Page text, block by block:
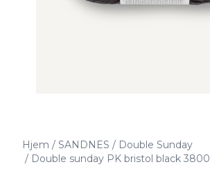
Hjem / SANDNES / Double Sunday
/ Double sunday PK bristol black 3800